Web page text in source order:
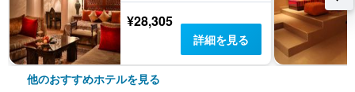
¥28,305
詳細を見る
他のおすすめホテルを見る